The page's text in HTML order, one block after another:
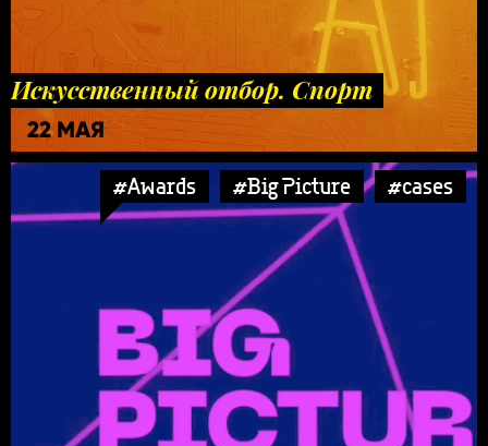
Искусственный отбор. Спорт
22 МАЯ
#Awards #Big Picture #cases